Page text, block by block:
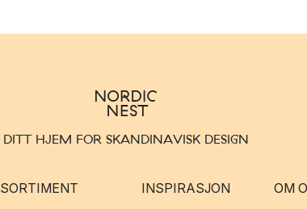
DITT HJEM FOR SKANDINAVISK DESIGN
SORTIMENT INSPIRASJON OM